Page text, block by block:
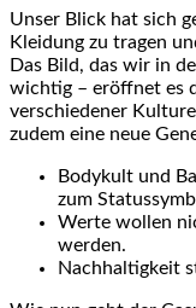
Unser Blick hat sich
Kleidung zu tragen
Das Bild, das wir in
wichtig – eröffnet es
verschiedener
zudem eine neue
Bodykult und
zum
Werte wollen
werden.
Nachhaltigkeit